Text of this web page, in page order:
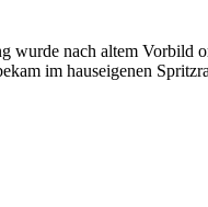
nach altem Vorbild
im hauseigenen